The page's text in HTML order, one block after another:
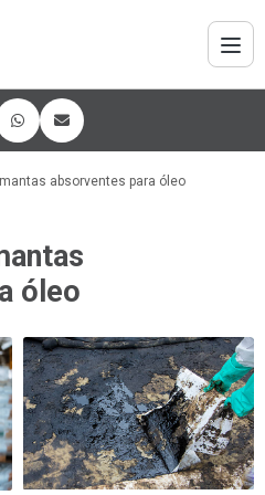
absorventes para óleo
óleo